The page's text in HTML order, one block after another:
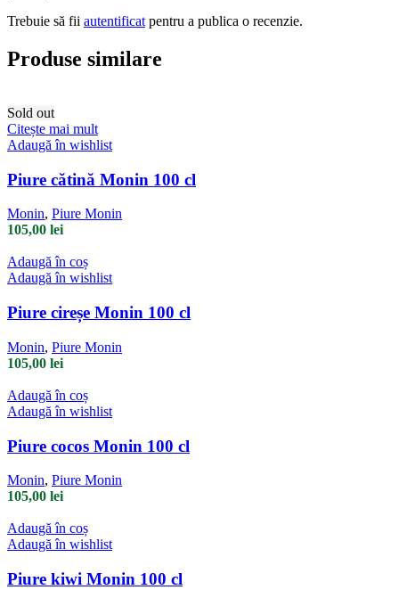
Trebuie să fii autentificat pentru a publica o recenzie.
Produse similare
Sold out
Citește mai mult
Adaugă în wishlist
Piure cătină Monin 100 cl
Monin, Piure Monin
105,00 lei
Adaugă în coș
Adaugă în wishlist
Piure cireșe Monin 100 cl
Monin, Piure Monin
105,00 lei
Adaugă în coș
Adaugă în wishlist
Piure cocos Monin 100 cl
Monin, Piure Monin
105,00 lei
Adaugă în coș
Adaugă în wishlist
Piure kiwi Monin 100 cl